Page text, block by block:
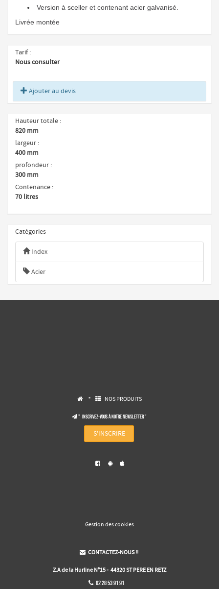
Version à sceller et contenant acier galvanisé.
Livrée montée
Tarif
Nous consulter
Ajouter au devis
Hauteur totale
820 mm
largeur
400 mm
profondeur
300 mm
Contenance
70 litres
Catégories
Index
Acier
 -  NOS PRODUITS
" Inscrivez-vous à notre NEWSLETTER "
S'INSCRIRE
  
Gestion des cookies
 CONTACTEZ-NOUS !!
Z.A de la Hurline N°15 - 44320 ST PERE EN RETZ
 02 28 53 91 91